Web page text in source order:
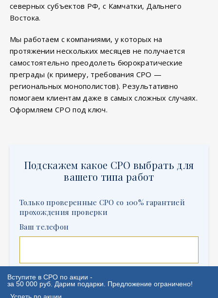
Вступите в СРО по акции -
за 50 000 руб. Дарим подарки. Предложение ограничено!
северных субъектов РФ, с Камчатки, Дальнего
Востока.
Мы работаем с компаниями, у которых на
протяжении нескольких месяцев не получается
самостоятельно преодолеть бюрократические
преграды (к примеру, требования СРО —
региональных монополистов). Результативно
помогаем клиентам даже в самых сложных случаях.
Оформляем СРО под ключ.
Подскажем какое СРО выбрать для
вашего типа работ
Только проверенные СРО со 100% гарантией
прохождения проверки
Ваш телефон
С политикой конфиденциальности
ознакомлен(а)